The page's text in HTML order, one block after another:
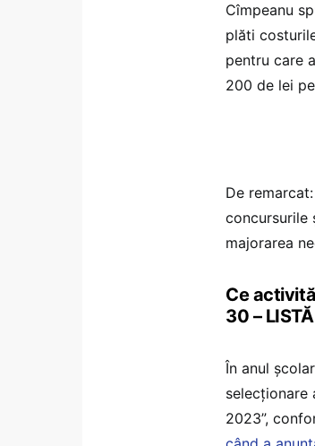
Cîmpeanu
plăti
pentru care
200 de lei
De
concursurile
majorarea
Ce
30 – LISTĂ
În anul
selecționare
2023”,